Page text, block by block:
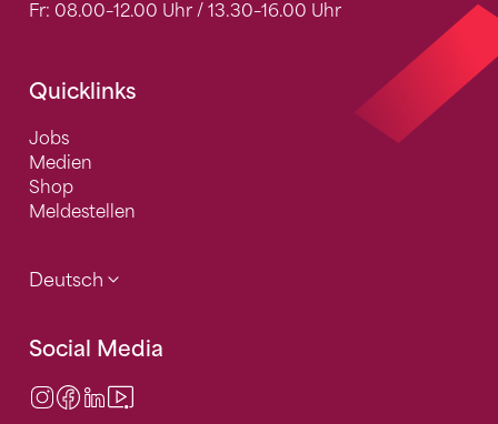
Fr: 08.00–12.00 Uhr / 13.30–16.00 Uhr
Quicklinks
Jobs
Medien
Shop
Meldestellen
Deutsch
Social Media
Instagram
Facebook
LinkedIn